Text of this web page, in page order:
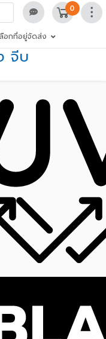
0
อกที่อยู่จัดส่ง
จีบ